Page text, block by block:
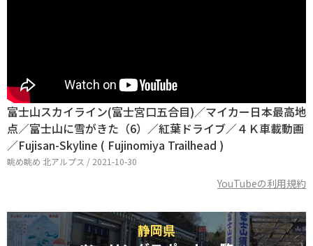
富士山スカイライン(富士宮口五合目)／マイカー日本最高地
点／富士山に雪がきた（6）／紅葉ドライブ／４Ｋ車載動画
／Fujisan-Skyline ( Fujinomiya Trailhead )
眺め眺め 北アルプス / 2021-10-30
YouTubeの利用規約
静岡県